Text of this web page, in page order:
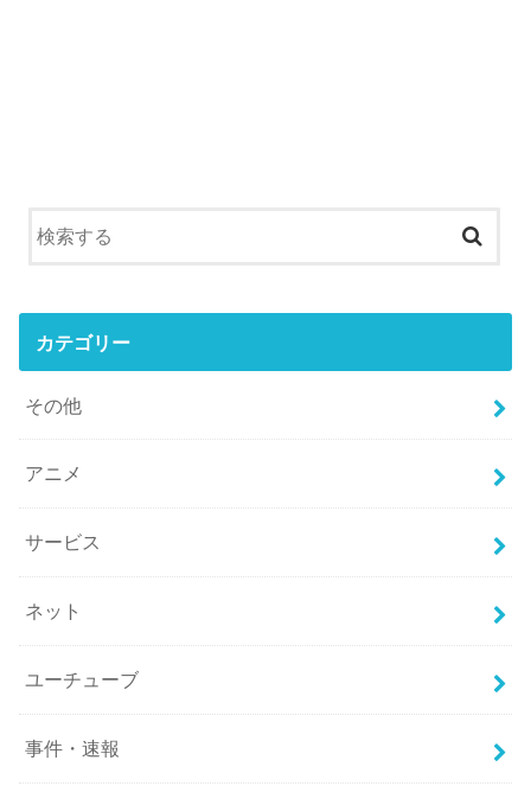
カテゴリー
その他
アニメ
サービス
ネット
ユーチューブ
事件・速報